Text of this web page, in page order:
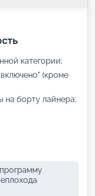
категории;
(кроме
на борту лайнера;